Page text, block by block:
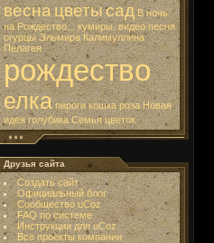
веснацветысад В ночь
на Рождество... кумиры. видео песня
огурцы Эльмира Калимуллина
Пелагея
рождество
елка пироги кошка роза Новая
идея голубика Семья цветок
Друзья сайта
Создать сайт
Официальный блог
Сообщество uCoz
FAQ по системе
Инструкции для uCoz
Все проекты компании